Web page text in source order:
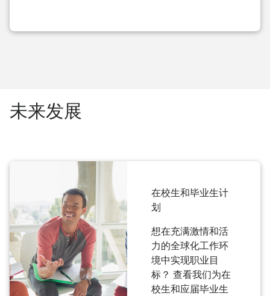
未来发展
在校生和毕业生计
划
想在充满激情和活
力的全球化工作环
境中实现职业目
标？ 查看我们为在
校生和应届毕业生